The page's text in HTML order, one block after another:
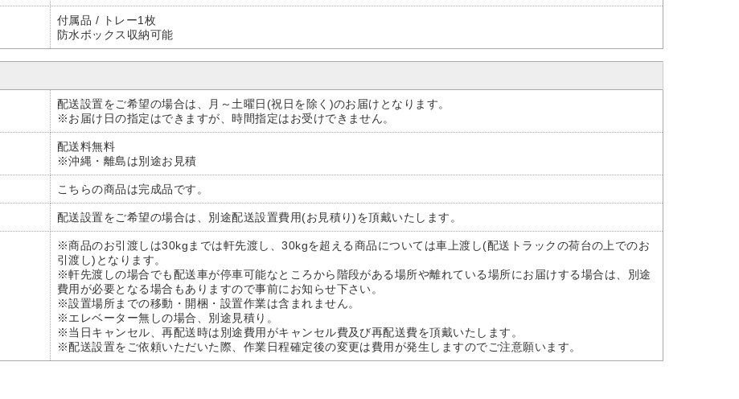
付属品 / トレー1枚
防水ボックス収納可能
配送設置をご希望の場合は、月～土曜日(祝日を除く)のお届けとなります。
※お届け日の指定はできますが、時間指定はお受けできません。
配送料無料
※沖縄・離島は別途お見積
こちらの商品は完成品です。
配送設置をご希望の場合は、別途配送設置費用(お見積り)を頂戴いたします。
※商品のお引渡しは30kgまでは軒先渡し、30kgを超える商品については車上渡し(配送トラックの荷台の上でのお
引渡し)となります。
※軒先渡しの場合でも配送車が停車可能なところから階段がある場所や離れている場所にお届けする場合は、別途
費用が必要となる場合もありますので事前にお知らせ下さい。
※設置場所までの移動・開梱・設置作業は含まれません。
※エレベーター無しの場合、別途見積り。
※当日キャンセル、再配送時は別途費用がキャンセル費及び再配送費を頂戴いたします。
※配送設置をご依頼いただいた際、作業日程確定後の変更は費用が発生しますのでご注意願います。